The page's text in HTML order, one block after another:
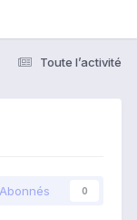
Toute l’activité
Abonnés 0